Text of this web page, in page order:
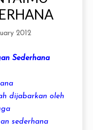
2012
Sederhana
dijabarkan oleh
sederhana